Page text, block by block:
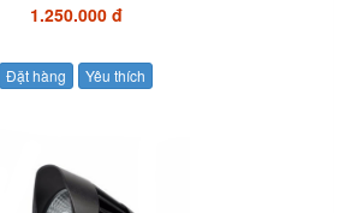
1.250.000 đ
Đặt hàng Yêu thích